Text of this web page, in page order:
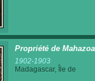
Propriété de
1902-1903
Madagascar, Île de